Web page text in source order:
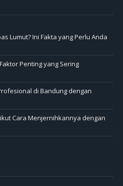
Lumut? Ini Fakta yang Perlu Anda
Penting yang Sering
di Bandung dengan
Cara Menjernihkannya dengan